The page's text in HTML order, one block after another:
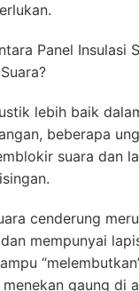
Panel Insulasi
lebih baik
beberapa
suara dan
cenderung
mempunyai
gaung di